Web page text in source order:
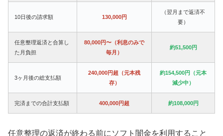
10日後の請求額 130,000円
（翌月まで返済不
要）
任意整理返済と合算し
た月負担
80,000円〜（利息のみで
毎月）
約51,500円
3ヶ月後の総支払額
240,000円超（元本残
存）
約154,500円（元本
減少中）
完済までの合計支払額 400,000円超 約108,000円
任意整理の返済が終わる前にソフト闇金を利用すること